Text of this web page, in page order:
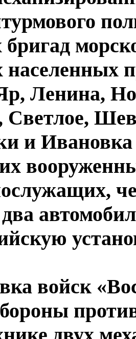
населенных
Ленина,
Светлое,
и
войск